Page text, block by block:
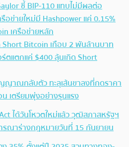
ชี้ BIP-110 แทบไม่มีผลต่อ
อข่ายใหม่มี Hashpower แค่ 0.15%
เครือข่ายหลัก
Short Bitcoin เกือบ 2 พันล้านบาท
ตแตกแค่ $400 ลุ้นเกิด Short
ญาณกลับตัว ทะลุเส้นขาลงที่กดราคา
น เตรียมพุ่งอย่างรุนแรง
ได้วันโหวตใหม่แล้ว วุฒิสภาสหรัฐฯ
รณาร่างกฎหมายวันที่ 15 กันยายน